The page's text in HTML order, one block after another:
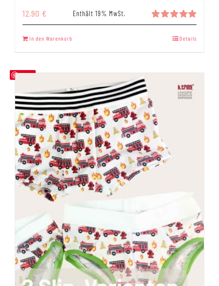
Bewertet
5.00
12,90 € Enthält 19% MwSt.
In den Warenkorb Details
Save